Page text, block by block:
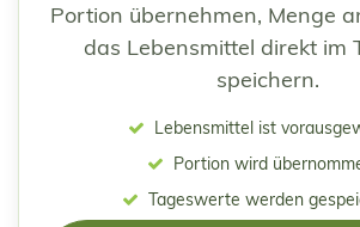
Portion übernehmen, Menge
das Lebensmittel direkt im
speichern.
Lebensmittel ist
Portion wird
Tageswerte werden